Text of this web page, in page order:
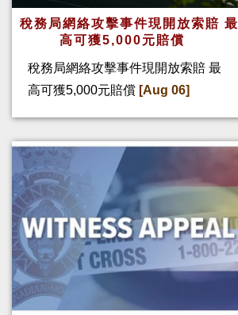
稅務局網絡攻擊事件現開放索賠 最
高可獲5,000元賠償
稅務局網絡攻擊事件現開放索賠 最
高可獲5,000元賠償 [Aug 06]